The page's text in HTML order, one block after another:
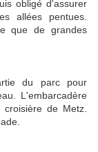
obligé d'assurer
allées pentues.
que de grandes
du parc pour
L'embarcadère
de Metz.